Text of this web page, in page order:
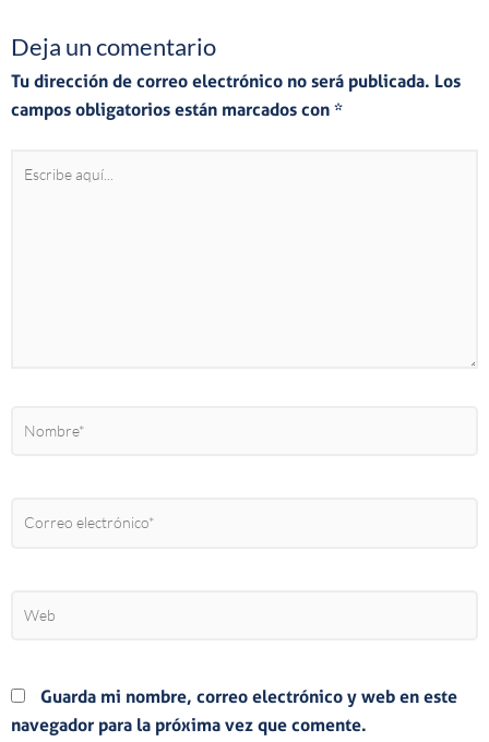
Deja un comentario
Tu dirección de correo electrónico no será publicada. Los
campos obligatorios están marcados con *
Guarda mi nombre, correo electrónico y web en este
navegador para la próxima vez que comente.